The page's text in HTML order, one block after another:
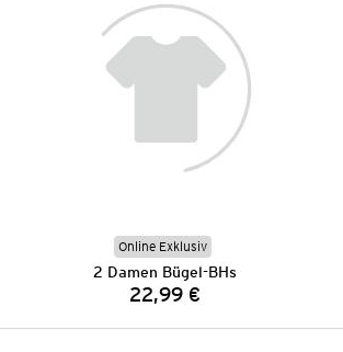
Online Exklusiv
2 Damen Bügel-BHs
Preis:
22,99 €